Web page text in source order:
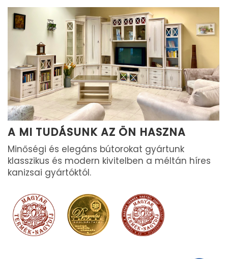
A MI TUDÁSUNK AZ ÖN HASZNA
Minőségi és elegáns bútorokat gyártunk
klasszikus és modern kivitelben a méltán híres
kanizsai gyártóktól.